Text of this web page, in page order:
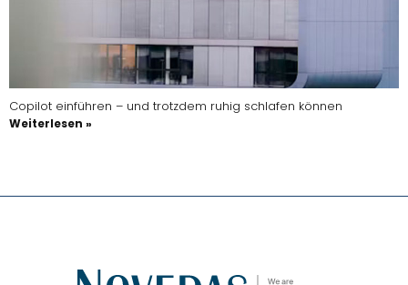
Copilot einführen – und trotzdem ruhig schlafen können
Weiterlesen »